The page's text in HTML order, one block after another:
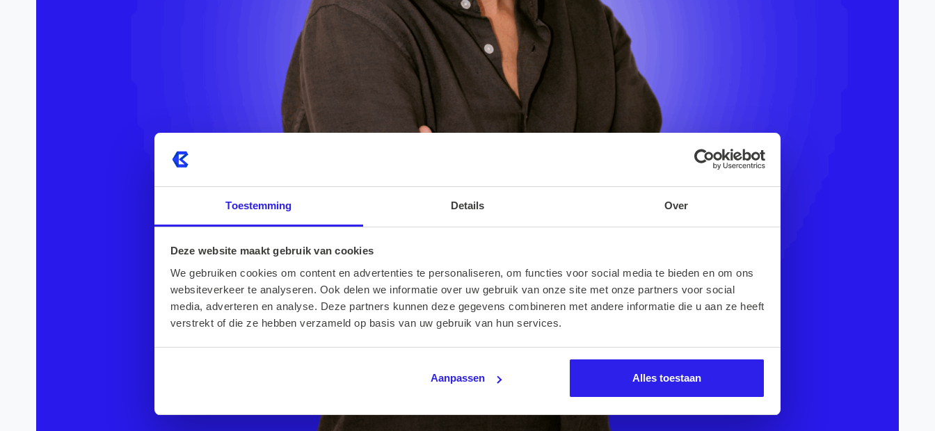
Toestemming Details Over
Deze website maakt gebruik van cookies
We gebruiken cookies om content en advertenties te personaliseren, om functies voor social media te bieden en om ons
websiteverkeer te analyseren. Ook delen we informatie over uw gebruik van onze site met onze partners voor social
media, adverteren en analyse. Deze partners kunnen deze gegevens combineren met andere informatie die u aan ze heeft
verstrekt of die ze hebben verzameld op basis van uw gebruik van hun services.
Aanpassen Alles toestaan